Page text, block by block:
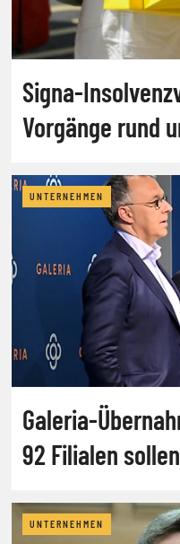
Signa-
Vorgänge rund
UNTERNEHMEN
Galeria-
92 Filialen
UNTERNEHMEN